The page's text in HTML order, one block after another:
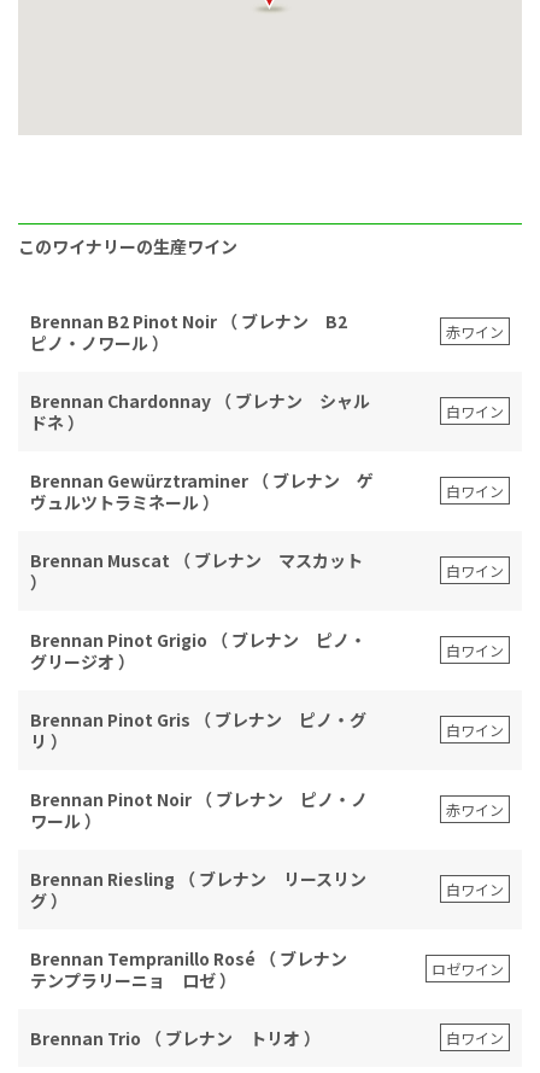
このワイナリーの生産ワイン
Brennan B2 Pinot Noir （ ブレナン B2
ピノ・ノワール ）
赤ワイン
Brennan Chardonnay （ ブレナン シャル
ドネ ）
白ワイン
Brennan Gewürztraminer （ ブレナン ゲ
ヴュルツトラミネール ）
白ワイン
Brennan Muscat （ ブレナン マスカット
）
白ワイン
Brennan Pinot Grigio （ ブレナン ピノ・
グリージオ ）
白ワイン
Brennan Pinot Gris （ ブレナン ピノ・グ
リ ）
白ワイン
Brennan Pinot Noir （ ブレナン ピノ・ノ
ワール ）
赤ワイン
Brennan Riesling （ ブレナン リースリン
グ ）
白ワイン
Brennan Tempranillo Rosé （ ブレナン
テンプラリーニョ ロゼ ）
ロゼワイン
Brennan Trio （ ブレナン トリオ ） 白ワイン